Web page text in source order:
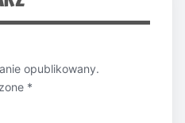
opublikowany.
*